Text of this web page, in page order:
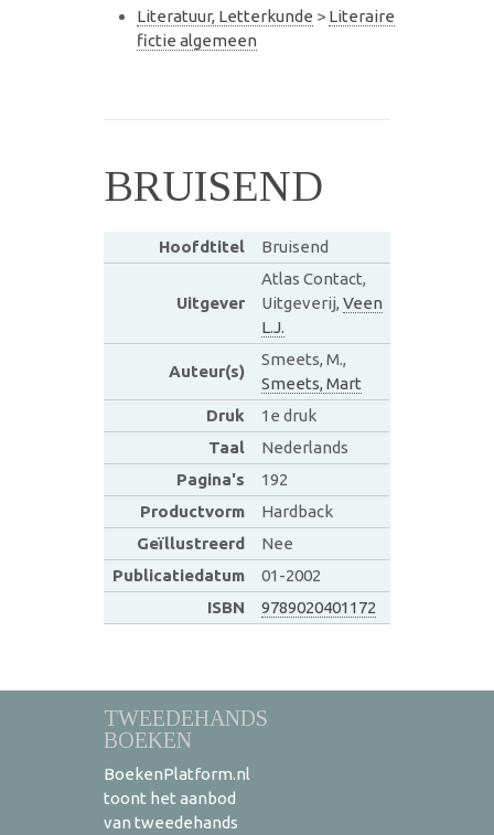
Literatuur, Letterkunde > Literaire
fictie algemeen
BRUISEND
Hoofdtitel Bruisend
Uitgever
Atlas Contact,
Uitgeverij, Veen
L.J.
Auteur(s)
Smeets, M.,
Smeets, Mart
Druk
1e druk
Taal
Nederlands
Pagina's
192
Productvorm
Hardback
Geïllustreerd
Nee
Publicatiedatum
01-2002
ISBN
9789020401172
TWEEDEHANDS
BOEKEN
BoekenPlatform.nl
toont het aanbod
van tweedehands